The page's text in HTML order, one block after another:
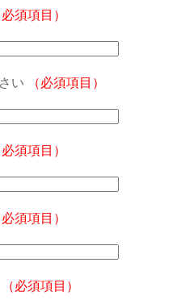
必須項目）
い （必須項目）
必須項目）
必須項目）
（必須項目）